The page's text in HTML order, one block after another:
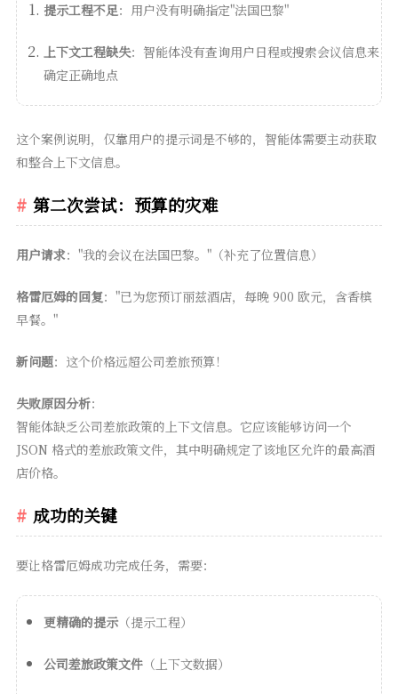
提示工程不足：用户没有明确指定"法国巴黎"
上下文工程缺失：智能体没有查询用户日程或搜索会议信息来
确定正确地点
这个案例说明，仅靠用户的提示词是不够的，智能体需要主动获取
和整合上下文信息。
第二次尝试：预算的灾难
用户请求："我的会议在法国巴黎。"（补充了位置信息）
格雷厄姆的回复："已为您预订丽兹酒店，每晚 900 欧元，含香槟
早餐。"
新问题：这个价格远超公司差旅预算！
失败原因分析：
智能体缺乏公司差旅政策的上下文信息。它应该能够访问一个
JSON 格式的差旅政策文件，其中明确规定了该地区允许的最高酒
店价格。
成功的关键
要让格雷厄姆成功完成任务，需要：
更精确的提示（提示工程）
公司差旅政策文件（上下文数据）